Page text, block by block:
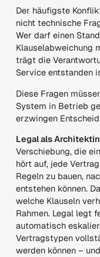
Der häufigste
nicht technische
Wer darf einen
Klauselabweichung
trägt die
Service entstanden
Diese Fragen
System in Betrieb
erzwingen
Legal als
Verschiebung, die
hört auf, jede
Regeln zu bauen,
entstehen können.
welche Klauseln
Rahmen. Legal legt
automatisch
Vertragstypen
werden können –